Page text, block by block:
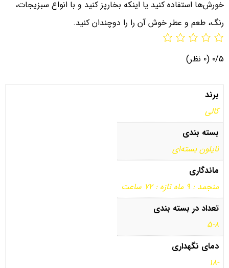
خورش‌ها استفاده کنید یا اینکه بخارپز کنید و با انواع سبزیجات،
رنگ، طعم و عطر خوش آن را را دوچندان کنید.
0/5 (0 نظر)
برند
کالی
بسته بندی
نایلون بسته‌ای
ماندگاری
منجمد : 9 ماه تازه : 72 ساعت
تعداد در بسته بندی
5-8
دمای نگهداری
-18